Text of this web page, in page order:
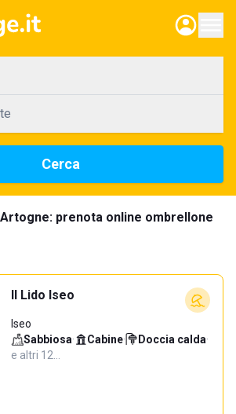
Cerca
prenota online ombrellone
Il Lido Iseo
Iseo
Sabbiosa· Cabine· Doccia calda·
e altri 12…